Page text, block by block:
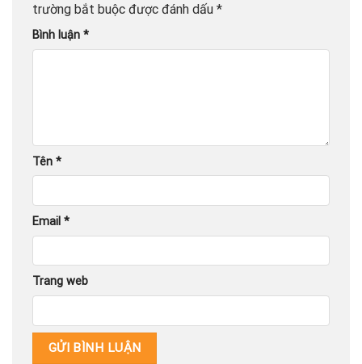
trường bắt buộc được đánh dấu *
Bình luận *
Tên *
Email *
Trang web